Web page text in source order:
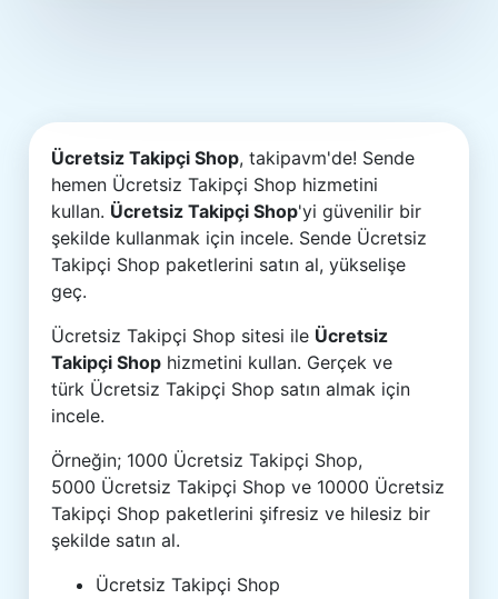
Ücretsiz Takipçi Shop, takipavm'de! Sende
hemen Ücretsiz Takipçi Shop hizmetini
kullan. Ücretsiz Takipçi Shop'yi güvenilir bir
şekilde kullanmak için incele. Sende Ücretsiz
Takipçi Shop paketlerini satın al, yükselişe
geç.
Ücretsiz Takipçi Shop sitesi ile Ücretsiz
Takipçi Shop hizmetini kullan. Gerçek ve
türk Ücretsiz Takipçi Shop satın almak için
incele.
Örneğin; 1000 Ücretsiz Takipçi Shop,
5000 Ücretsiz Takipçi Shop ve 10000 Ücretsiz
Takipçi Shop paketlerini şifresiz ve hilesiz bir
şekilde satın al.
Ücretsiz Takipçi Shop